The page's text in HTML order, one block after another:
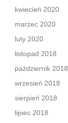
kwiecień 2020
marzec 2020
luty 2020
listopad 2018
październik 2018
wrzesień 2018
sierpień 2018
lipiec 2018